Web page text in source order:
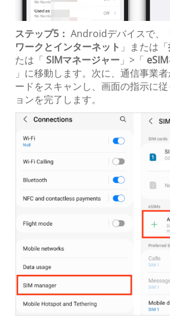
ステップ5： Androidデバイスで、
ワークとインターネット 」または「
たは「 SIMマネージャー 」>「
」に移動します。次に、通信事業
ードをスキャンし、画面の指示に
ョンを完了します。